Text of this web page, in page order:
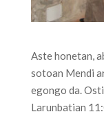
Aste honetan,
sotoan Mendi
egongo da.
Larunbatian